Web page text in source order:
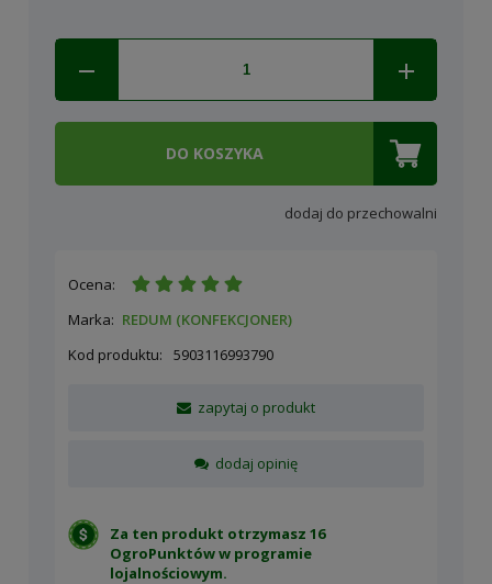
DO KOSZYKA
dodaj do przechowalni
Ocena:
Marka: REDUM (KONFEKCJONER)
Kod produktu:
5903116993790
zapytaj o produkt
dodaj opinię
Za ten produkt otrzymasz 16
OgroPunktów w programie
lojalnościowym.